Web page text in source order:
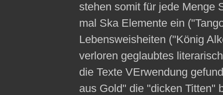
stehen somit für jede Menge
mal Ska Elemente ein
Lebensweisheiten ("König
verloren geglaubtes
die Texte VErwendung
aus Gold" die "dicken Titten"